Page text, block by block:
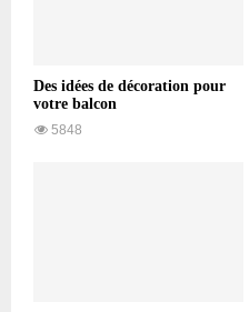
Des idées de décoration pour
votre balcon
5848